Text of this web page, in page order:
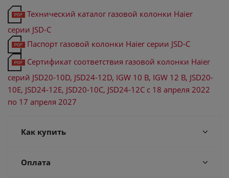
Технический каталог газовой колонки Haier
серии JSD-С
Паспорт газовой колонки Haier серии JSD-С
Сертификат соответствия газовой колонки Haier
серий JSD20-10D, JSD24-12D, IGW 10 B, IGW 12 B, JSD20-
10E, JSD24-12E, JSD20-10C, JSD24-12C с 18 апреля 2022
по 17 апреля 2027
Как купить
Оплата